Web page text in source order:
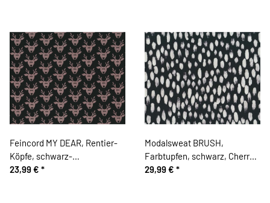
Feincord MY DEAR, Rentier-
Köpfe, schwarz-
schlammbraun
23,99 € *
Modalsweat BRUSH,
Farbtupfen, schwarz, Cherry
Picking
29,99 € *